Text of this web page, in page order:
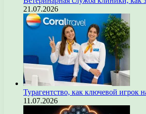
21.07.2026
Турагентство, как ключевой игрок
11.07.2026